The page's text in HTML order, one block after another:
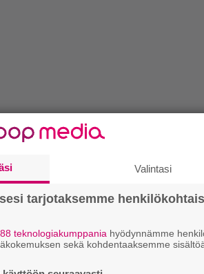
Valintasi
tarjotaksemme
88 teknologiakumppania hyödynnämme
sekä kohdentaaksemme